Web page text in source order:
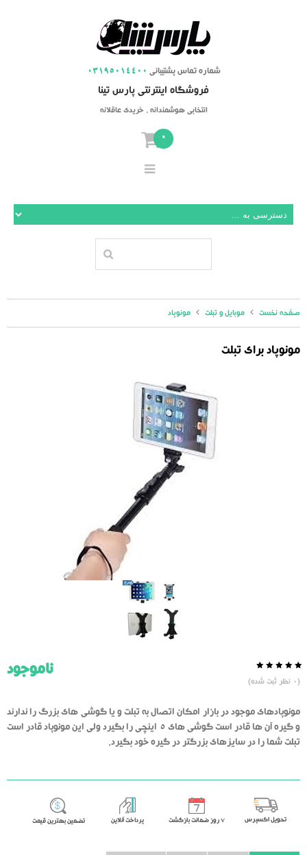
03195014400 شماره تماس پشتیبانی
فروشگاه اینترنتی پارس تینا
انتخابی هوشمندانه ، خریدی عاقلانه
0
صفحه نخست موبایل و تبلت مونوپاد
مونوپاد برای تبلت
از
50
رای
دهنده
(
0 نظر ثبت شده)
ناموجود
مونوپادهای موجود در بازار امکان اتصال به تبلت و یا گوشی های بزرگ را ندارند
و گیره آن ها قادر است گوشی های 5 اینچی را بگیرد ولی این مونوپاد قادر است
تبلت شما را در سایزهای بزرگتر در گیره خود بگیرد.
تحویل اکسپرس ٧ روز ضمانت بازگشت پرداخت آنلاین تضمین بهترین قیمت